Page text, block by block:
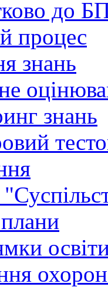
до
процес
знань
знань